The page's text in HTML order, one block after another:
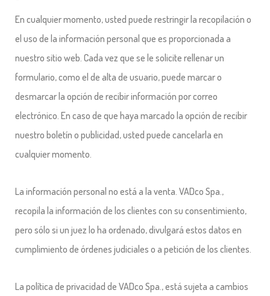
En cualquier momento, usted puede restringir la recopilación o
el uso de la información personal que es proporcionada a
nuestro sitio web. Cada vez que se le solicite rellenar un
formulario, como el de alta de usuario, puede marcar o
desmarcar la opción de recibir información por correo
electrónico. En caso de que haya marcado la opción de recibir
nuestro boletín o publicidad, usted puede cancelarla en
cualquier momento.
La información personal no está a la venta. VADco Spa.,
recopila la información de los clientes con su consentimiento,
pero sólo si un juez lo ha ordenado, divulgará estos datos en
cumplimiento de órdenes judiciales o a petición de los clientes.
La política de privacidad de VADco Spa., está sujeta a cambios